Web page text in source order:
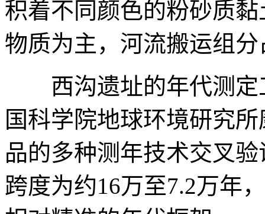
积着不同颜色的粉砂质
物质为主，河流搬运组
西沟遗址的年代测定
国科学院地球环境研究
品的多种测年技术交叉
跨度为约16万至7.2万年